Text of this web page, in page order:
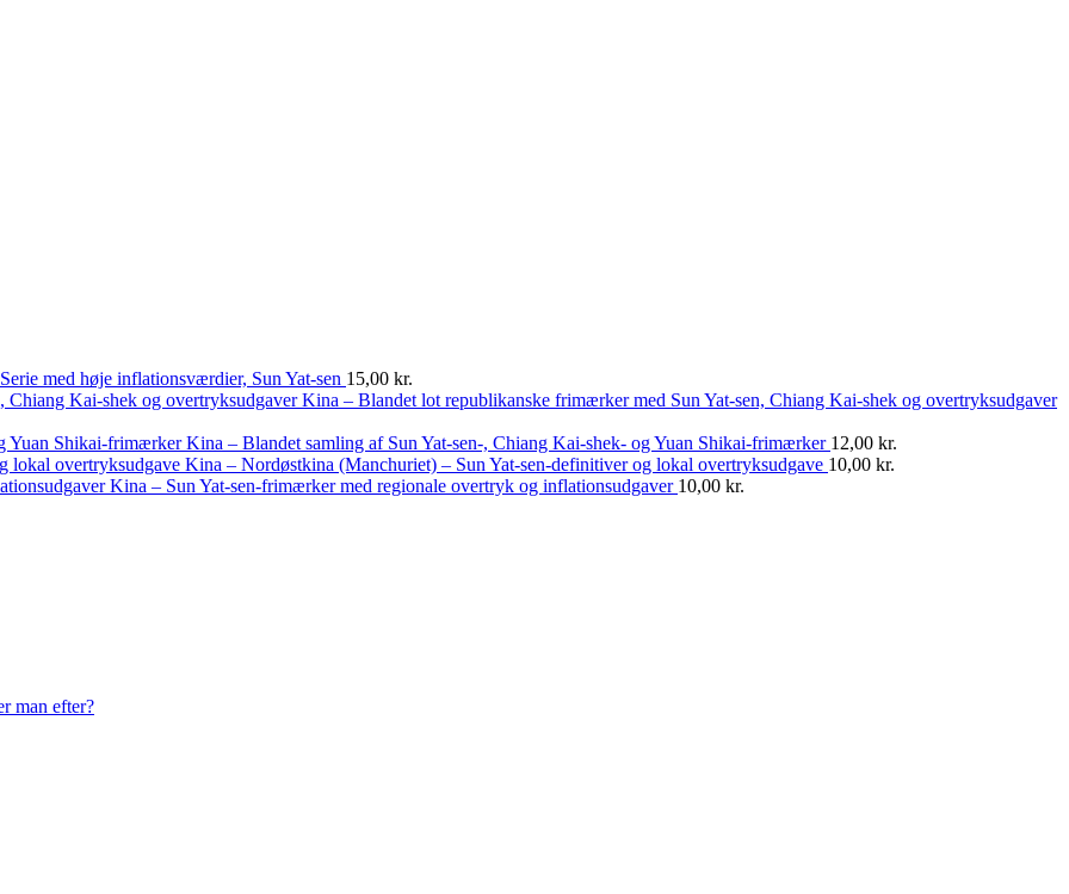
med høje inflationsværdier, Sun Yat-sen 15,00 kr.
Kina – Blandet lot republikanske frimærker med Sun Yat-sen, Chiang Kai-shek og overtryksudgaver
Kina – Blandet samling af Sun Yat-sen-, Chiang Kai-shek- og Yuan Shikai-frimærker 12,00 kr.
Kina – Nordøstkina (Manchuriet) – Sun Yat-sen-definitiver og lokal overtryksudgave 10,00 kr.
Kina – Sun Yat-sen-frimærker med regionale overtryk og inflationsudgaver 10,00 kr.
man efter?